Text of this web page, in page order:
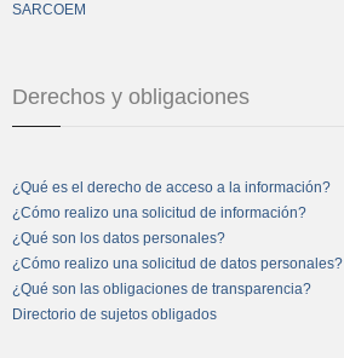
SARCOEM
Derechos y obligaciones
¿Qué es el derecho de acceso a la información?
¿Cómo realizo una solicitud de información?
¿Qué son los datos personales?
¿Cómo realizo una solicitud de datos personales?
¿Qué son las obligaciones de transparencia?
Directorio de sujetos obligados